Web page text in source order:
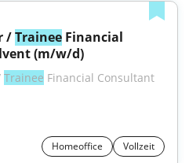
/ Trainee Financial
(m/w/d)
Trainee Financial Consultant
Homeoffice Vollzeit